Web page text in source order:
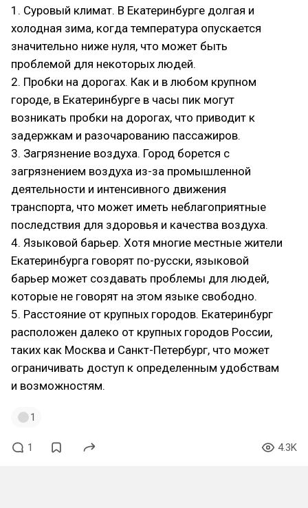
1. Суровый климат. В Екатеринбурге долгая и
холодная зима, когда температура опускается
значительно ниже нуля, что может быть
проблемой для некоторых людей.
2. Пробки на дорогах. Как и в любом крупном
городе, в Екатеринбурге в часы пик могут
возникать пробки на дорогах, что приводит к
задержкам и разочарованию пассажиров.
3. Загрязнение воздуха. Город борется с
загрязнением воздуха из-за промышленной
деятельности и интенсивного движения
транспорта, что может иметь неблагоприятные
последствия для здоровья и качества воздуха.
4. Языковой барьер. Хотя многие местные жители
Екатеринбурга говорят по-русски, языковой
барьер может создавать проблемы для людей,
которые не говорят на этом языке свободно.
5. Расстояние от крупных городов. Екатеринбург
расположен далеко от крупных городов России,
таких как Москва и Санкт-Петербург, что может
ограничивать доступ к определенным удобствам
и возможностям.
1
1 4.3K